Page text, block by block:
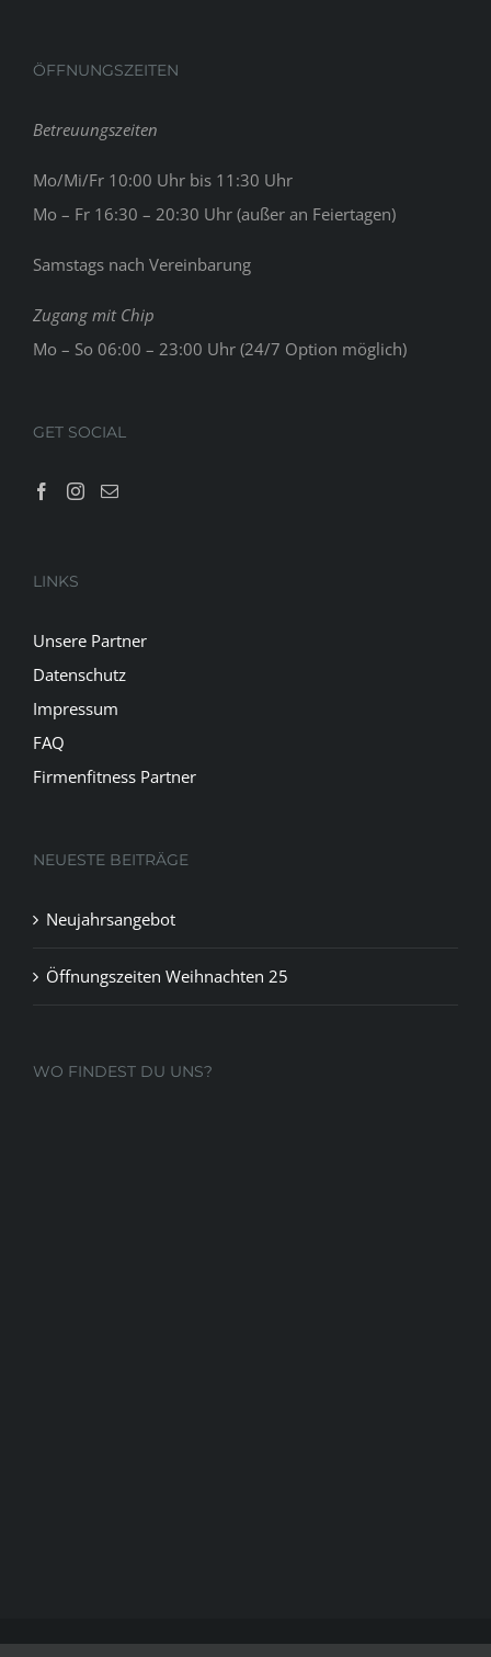
ÖFFNUNGSZEITEN
Betreuungszeiten
Mo/Mi/Fr 10:00 Uhr bis 11:30 Uhr
Mo – Fr 16:30 – 20:30 Uhr (außer an Feiertagen)
Samstags nach Vereinbarung
Zugang mit Chip
Mo – So 06:00 – 23:00 Uhr (24/7 Option möglich)
GET SOCIAL
LINKS
Unsere Partner
Datenschutz
Impressum
FAQ
Firmenfitness Partner
NEUESTE BEITRÄGE
Neujahrsangebot
Öffnungszeiten Weihnachten 25
WO FINDEST DU UNS?